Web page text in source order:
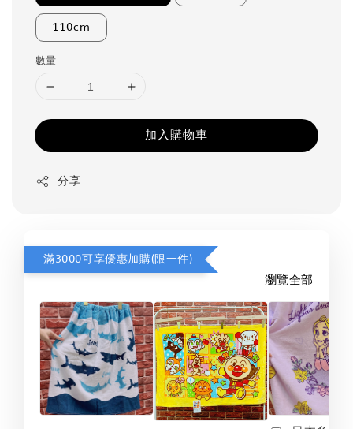
110cm
數量
加入購物車
分享
滿3000可享優惠加購(限一件)
瀏覽全部